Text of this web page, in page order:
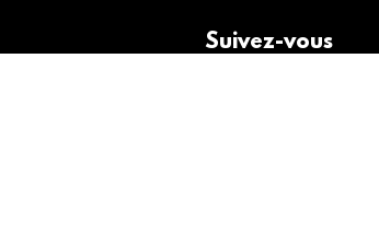
Suivez-vous